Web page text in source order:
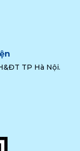
TP Hà Nội.